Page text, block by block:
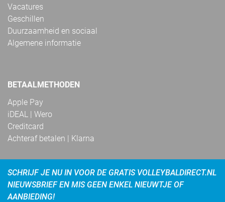
Vacatures
Geschillen
Duurzaamheid en sociaal
Algemene informatie
BETAALMETHODEN
Apple Pay
iDEAL | Wero
Creditcard
Achteraf betalen | Klarna
SCHRIJF JE NU IN VOOR DE GRATIS VOLLEYBALDIRECT.NL
NIEUWSBRIEF EN MIS GEEN ENKEL NIEUWTJE OF
AANBIEDING!